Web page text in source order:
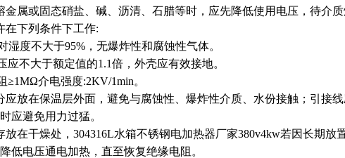
金属或固态硝盐、碱、沥清、石腊等时，应先降低使用电压，待介质
在下列条件下工作:
湿度不大于95%，无爆炸性和腐蚀性气体。
应不大于额定值的1.1倍，外壳应有效接地。
≥1MΩ介电强度:2KV/1min。
应放在保温层外面，避免与腐蚀性、爆炸性介质、水份接触；引接
应避免用力过猛。
放在干燥处，304316L水箱不锈钢电加热器厂家380v4kw若因长期
低电压通电加热，直至恢复绝缘电阻。